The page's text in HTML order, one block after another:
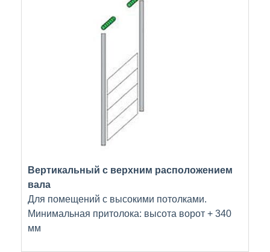
Вертикальный с верхним расположением
вала
Для помещений с высокими потолками.
Минимальная притолока: высота ворот + 340
мм